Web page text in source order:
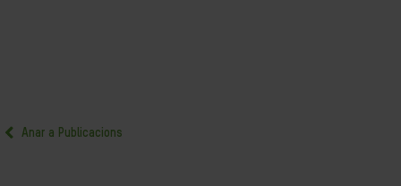
Anar a Publicacions